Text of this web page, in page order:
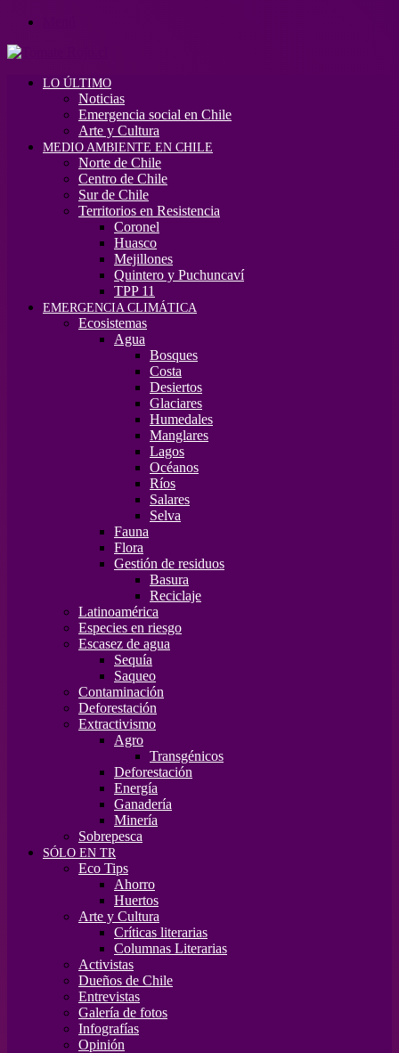
LO ÚLTIMO
Noticias
Emergencia social en Chile
Arte y Cultura
MEDIO AMBIENTE EN CHILE
Norte de Chile
Centro de Chile
Sur de Chile
Territorios en Resistencia
Coronel
Huasco
Mejillones
Quintero y Puchuncaví
TPP 11
EMERGENCIA CLIMÁTICA
Ecosistemas
Agua
Bosques
Costa
Desiertos
Glaciares
Humedales
Manglares
Lagos
Océanos
Ríos
Salares
Selva
Fauna
Flora
Gestión de residuos
Basura
Reciclaje
Latinoamérica
Especies en riesgo
Escasez de agua
Sequía
Saqueo
Contaminación
Deforestación
Extractivismo
Agro
Transgénicos
Deforestación
Energía
Ganadería
Minería
Sobrepesca
SÓLO EN TR
Eco Tips
Ahorro
Huertos
Arte y Cultura
Críticas literarias
Columnas Literarias
Activistas
Dueños de Chile
Entrevistas
Galería de fotos
Infografías
Opinión